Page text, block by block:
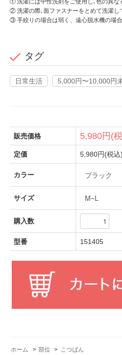
① 洗濯には中性洗剤をご使用し､色の異な
② 洗濯の際､面ファスナーをとめて洗濯し
③ 手絞りの場合は弱く、遠心脱水機の場
タグ
日常生活 5,000円〜10,000円
販売価格 5,980円(
定価 5,980円(税込)
カラー
サイズ
購入数
型番 151405
ホーム > 部位 > こつばん